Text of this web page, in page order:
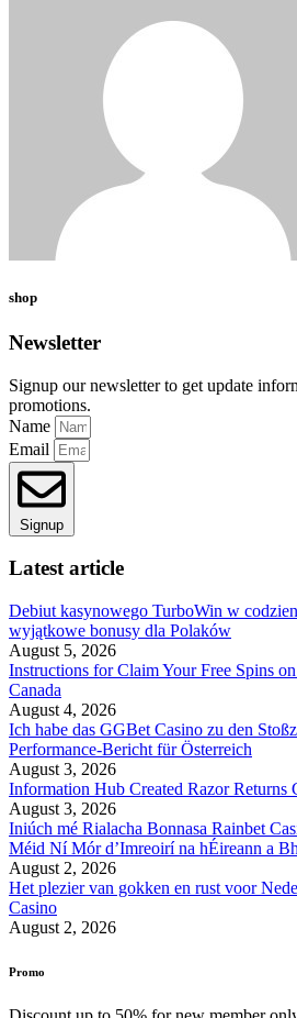
shop
Newsletter
Signup our newsletter to get update
promotions.
Name
Email
Signup
Latest article
Debiut kasynowego TurboWin w
wyjątkowe bonusy dla Polaków
August 5, 2026
Instructions for Claim Your Free Spins
Canada
August 4, 2026
Ich habe das GGBet Casino zu den
Performance-Bericht für Österreich
August 3, 2026
Information Hub Created Razor Returns
August 3, 2026
Iniúch mé Rialacha Bonnasa Rainbet
Méid Ní Mór d’Imreoirí na hÉireann a
August 2, 2026
Het plezier van gokken en rust voor
Casino
August 2, 2026
Promo